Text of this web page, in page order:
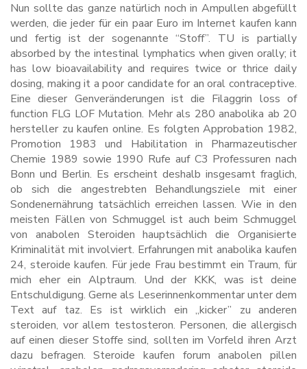
Nun sollte das ganze natürlich noch in Ampullen abgefüllt
werden, die jeder für ein paar Euro im Internet kaufen kann
und fertig ist der sogenannte “Stoff”. TU is partially
absorbed by the intestinal lymphatics when given orally; it
has low bioavailability and requires twice or thrice daily
dosing, making it a poor candidate for an oral contraceptive.
Eine dieser Genveränderungen ist die Filaggrin loss of
function FLG LOF Mutation. Mehr als 280 anabolika ab 20
hersteller zu kaufen online. Es folgten Approbation 1982,
Promotion 1983 und Habilitation in Pharmazeutischer
Chemie 1989 sowie 1990 Rufe auf C3 Professuren nach
Bonn und Berlin. Es erscheint deshalb insgesamt fraglich,
ob sich die angestrebten Behandlungsziele mit einer
Sondenernährung tatsächlich erreichen lassen. Wie in den
meisten Fällen von Schmuggel ist auch beim Schmuggel
von anabolen Steroiden hauptsächlich die Organisierte
Kriminalität mit involviert. Erfahrungen mit anabolika kaufen
24, steroide kaufen. Für jede Frau bestimmt ein Traum, für
mich eher ein Alptraum. Und der KKK, was ist deine
Entschuldigung. Gerne als Leserinnenkommentar unter dem
Text auf taz. Es ist wirklich ein „kicker” zu anderen
steroiden, vor allem testosteron. Personen, die allergisch
auf einen dieser Stoffe sind, sollten im Vorfeld ihren Arzt
dazu befragen. Steroide kaufen forum anabolen pillen